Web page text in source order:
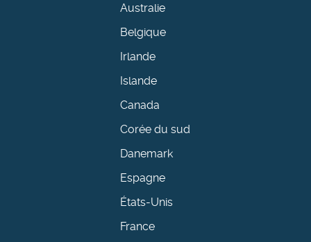
Australie
Belgique
Irlande
Islande
Canada
Corée du sud
Danemark
Espagne
États-Unis
France